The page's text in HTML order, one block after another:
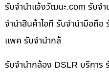
รับจํานําแจ้งวัฒนะ.com รับจ
จำนำสินค้าไอที รับจำนำมือถือ
แพค รับจำนำกล้
รับจำนำกล้อง DSLR บริการ